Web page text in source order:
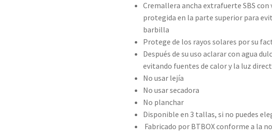
Cremallera ancha extrafuerte SBS con
protegida en la parte superior para
barbilla
Protege de los rayos solares por su
Después de su uso aclarar con agua
evitando fuentes de calor y la luz
No usar lejía
No usar secadora
No planchar
Disponible en 3 tallas, si no puedes
Fabricado por BTBOX conforme a la